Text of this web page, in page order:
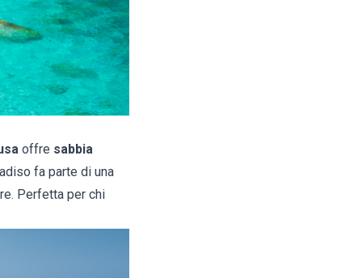
offre sabbia
fa parte di una
Perfetta per chi